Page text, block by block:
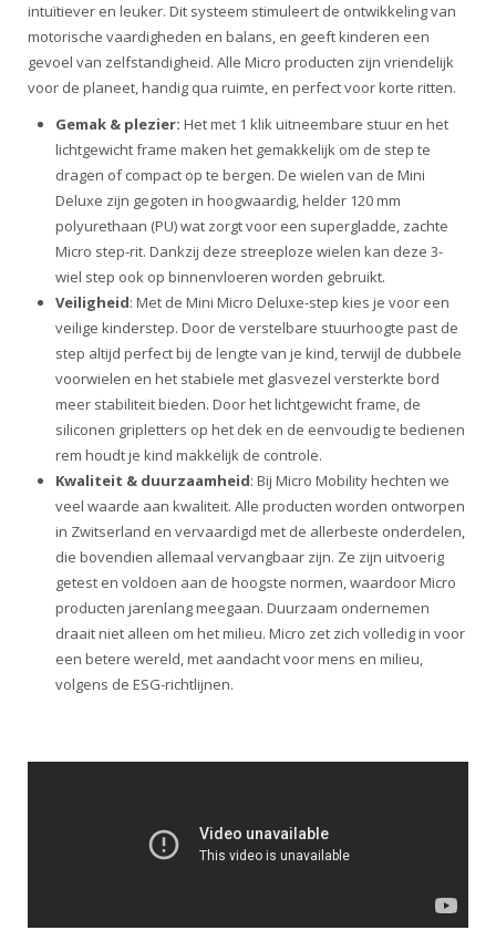
intuïtiever en leuker. Dit systeem stimuleert de ontwikkeling van
motorische vaardigheden en balans, en geeft kinderen een
gevoel van zelfstandigheid. Alle Micro producten zijn vriendelijk
voor de planeet, handig qua ruimte, en perfect voor korte ritten.
Gemak & plezier: Het met 1 klik uitneembare stuur en het
lichtgewicht frame maken het gemakkelijk om de step te
dragen of compact op te bergen. De wielen van de Mini
Deluxe zijn gegoten in hoogwaardig, helder 120 mm
polyurethaan (PU) wat zorgt voor een supergladde, zachte
Micro step-rit. Dankzij deze streeploze wielen kan deze 3-
wiel step ook op binnenvloeren worden gebruikt.
Veiligheid: Met de Mini Micro Deluxe-step kies je voor een
veilige kinderstep. Door de verstelbare stuurhoogte past de
step altijd perfect bij de lengte van je kind, terwijl de dubbele
voorwielen en het stabiele met glasvezel versterkte bord
meer stabiliteit bieden. Door het lichtgewicht frame, de
siliconen gripletters op het dek en de eenvoudig te bedienen
rem houdt je kind makkelijk de controle.
Kwaliteit & duurzaamheid: Bij Micro Mobility hechten we
veel waarde aan kwaliteit. Alle producten worden ontworpen
in Zwitserland en vervaardigd met de allerbeste onderdelen,
die bovendien allemaal vervangbaar zijn. Ze zijn uitvoerig
getest en voldoen aan de hoogste normen, waardoor Micro
producten jarenlang meegaan. Duurzaam ondernemen
draait niet alleen om het milieu. Micro zet zich volledig in voor
een betere wereld, met aandacht voor mens en milieu,
volgens de ESG-richtlijnen.